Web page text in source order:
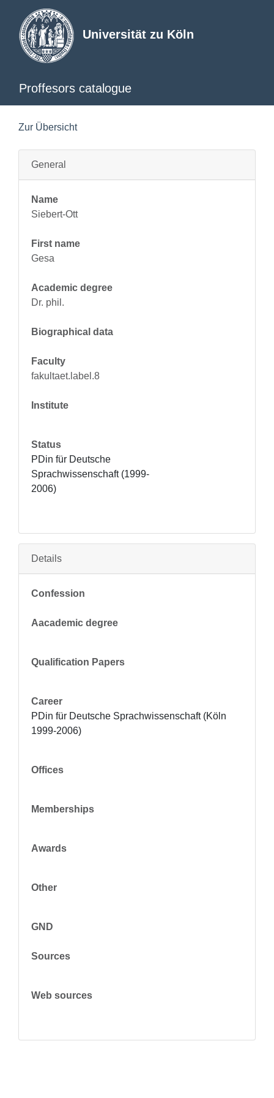
Universität zu Köln
Proffesors catalogue
Zur Übersicht
General
Name
Siebert-Ott
First name
Gesa
Academic degree
Dr. phil.
Biographical data
Faculty
fakultaet.label.8
Institute
Status
PDin für Deutsche
Sprachwissenschaft (1999-
2006)
Details
Confession
Aacademic degree
Qualification Papers
Career
PDin für Deutsche Sprachwissenschaft (Köln
1999-2006)
Offices
Memberships
Awards
Other
GND
Sources
Web sources